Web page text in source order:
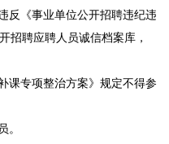
反《事业单位公开招聘违纪违
招聘应聘人员诚信档案库，
课专项整治方案》规定不得参
。